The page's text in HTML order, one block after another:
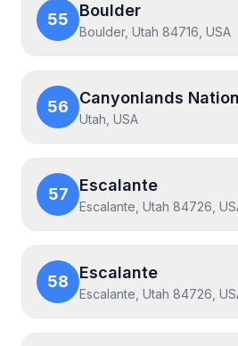
55 Boulder
Boulder, Utah 84716, USA
56 Canyonlands
Utah, USA
57 Escalante
Escalante, Utah 84726,
58 Escalante
Escalante, Utah 84726,